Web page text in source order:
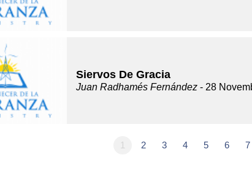
Siervos De Gracia
Juan Radhamés Fernández - 28
1 2 3 4 5 6 7